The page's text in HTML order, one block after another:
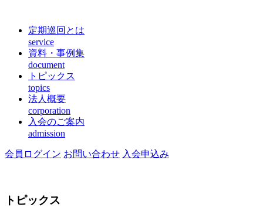
定期巡回とは
service
資料・事例集
document
トピックス
topics
法人概要
corporation
入会のご案内
admission
会員ログイン お問い合わせ 入会申込み
トピックス